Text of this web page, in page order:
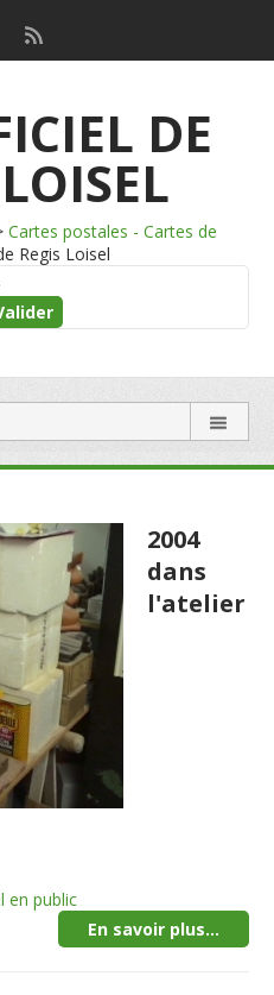
DE
Cartes postales - Cartes de
Regis Loisel
2004
dans
l'atelier
en public
En savoir plus...